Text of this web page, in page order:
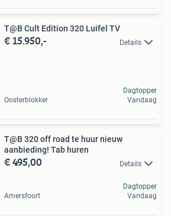
T@B Cult Edition 320 Luifel TV
€ 15.950,- Details
Oosterblokker
Dagtopper
Vandaag
T@B 320 off road te huur nieuw
aanbieding! Tab huren
€ 495,00 Details
Amersfoort
Dagtopper
Vandaag